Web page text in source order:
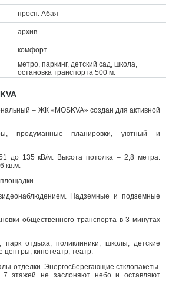
просп. Абая
архив
комфорт
метро, паркинг, детский сад, школа,
остановка транспорта 500 м.
– ЖК «MOSKVA» создан для активной
продуманные планировки, уютный и
до 135 кВ/м. Высота потолка – 2,8 метра.
кв.м.
Надземные и подземные
общественного транспорта в 3 минутах
парк отдыха, поликлиники, школы, детские
центры, кинотеатр, театр.
отделки. Энергосберегающие стклопакеты.
7 этажей не заслоняют небо и оставляют